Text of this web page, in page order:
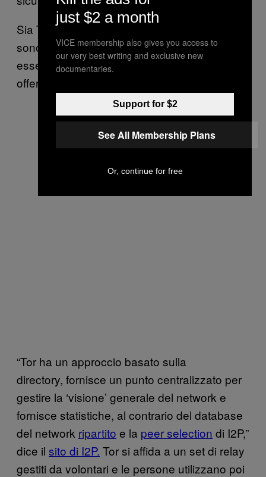
Sia Tor che I2P sono network anonimi, ma ci
sono alcune differenze fondamentali. Una di
esse è l’alto livello di decentralizzazione
offerto da I2P.
“Tor ha un approccio basato sulla
directory, fornisce un punto centralizzato per
gestire la ‘visione’ generale del network e
fornisce statistiche, al contrario del database
del network ripartito e la peer selection di I2P,”
dice il sito di I2P. Tor si affida a un set di relay
gestiti da volontari e le persone utilizzano poi
just $2 a month
VICE membership also gives you access to
our very best writing and exclusive new
documentaries.
Support for $2
See All Membership Plans
Or, continue for free